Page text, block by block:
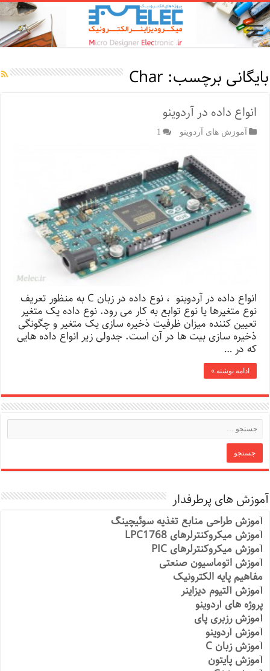
بایگانی برچسب:Char
انواع داده در آردوینو
آموزش های آردوینو 1
انواع داده در آردوینو ، نوع داده در زبان C به منظور تعریف
نوع متغیرها یا نوع توابع به کار می رود. نوع داده یک متغیر
تعیین کننده میزان ظرفیت ذخیره سازی یک متغیر و چگونگی
ذخیره سازی بیت ها در آن است. جدولی زیر انواع داده هایی
که در …
ادامه نوشته »
آموزش های پرطرفدار
آموزش طراحی منابع تغذیه سوئیچینگ
آموزش میکروکنترلرهای LPC1768
آموزش میکروکنترلرهای PIC
آموزش اتوماسیون صنعتی
مفاهیم پایه الکترونیک
آموزش آلتیوم دیزاینر
پروژه های آردوینو
آموزش رزبری پای
آموزش آردوینو
آموزش زبان C
آموزش پایتون